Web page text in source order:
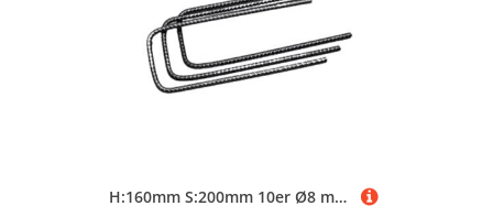
H:160mm S:200mm 10er Ø8 mm U-Bügel Baustahl Steckbügel Betonstahl Bügel Bewehrungsstahl für Ihre Bauvorhaben